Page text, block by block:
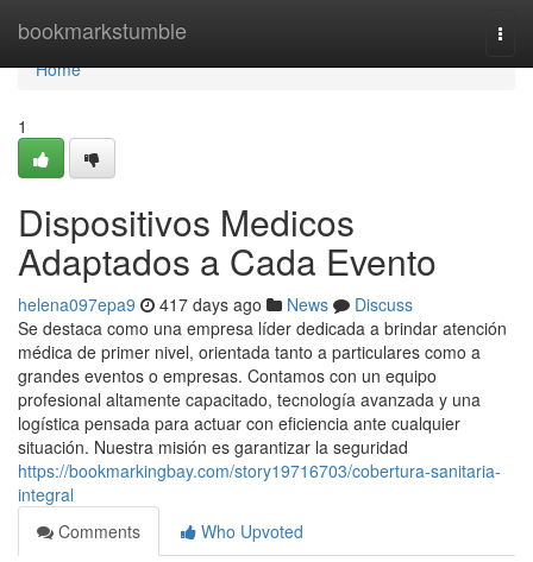
bookmarkstumble
Home
Home
1
Dispositivos Medicos
Adaptados a Cada Evento
helena097epa9 417 days ago News
Discuss
Se destaca como una empresa líder dedicada a brindar atención
médica de primer nivel, orientada tanto a particulares como a
grandes eventos o empresas. Contamos con un equipo
profesional altamente capacitado, tecnología avanzada y una
logística pensada para actuar con eficiencia ante cualquier
situación. Nuestra misión es garantizar la seguridad
https://bookmarkingbay.com/story19716703/cobertura-sanitaria-
integral
Comments
Who Upvoted